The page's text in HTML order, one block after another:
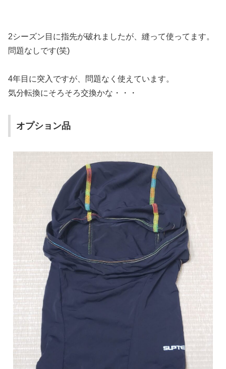
2シーズン目に指先が破れましたが、縫って使ってます。
問題なしです(笑)
4年目に突入ですが、問題なく使えています。
気分転換にそろそろ交換かな・・・
オプション品